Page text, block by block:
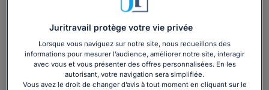
Juritravail protège votre vie privée
Lorsque vous naviguez sur notre site, nous recueillons des
informations pour mesurer l’audience, améliorer notre site, interagir
avec vous et vous présenter des offres personnalisées. En les
autorisant, votre navigation sera simplifiée.
Vous avez le droit de changer d’avis à tout moment en cliquant sur le